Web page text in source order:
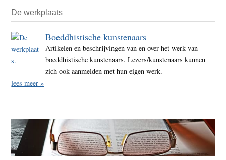
De werkplaats
Boeddhistische kunstenaars
Artikelen en beschrijvingen van en over het werk van
boeddhistische kunstenaars. Lezers/kunstenaars kunnen
zich ook aanmelden met hun eigen werk.
lees meer »